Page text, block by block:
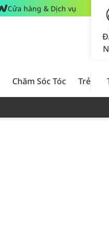
Cửa hàng & Dịch vụ
Chăm Sóc Tóc Trẻ Em